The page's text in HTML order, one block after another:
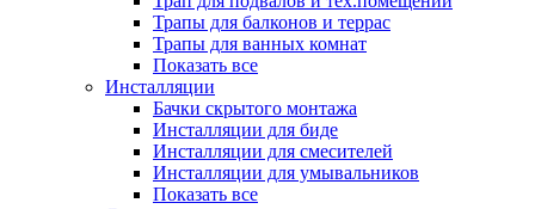
Трапы для балконов и террас
Трапы для ванных комнат
Показать все
Инсталляции
Бачки скрытого монтажа
Инсталляции для биде
Инсталляции для смесителей
Инсталляции для умывальников
Показать все